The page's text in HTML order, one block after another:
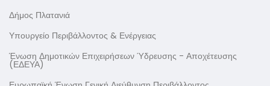
Δήμος Πλατανιά
Υπουργείο Περιβάλλοντος & Ενέργειας
Ένωση Δημοτικών Επιχειρήσεων Ύδρευσης - Αποχέτευσης
(ΕΔΕΥΑ)